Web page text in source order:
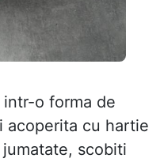
o forma de
acoperita cu hartie
scobiti